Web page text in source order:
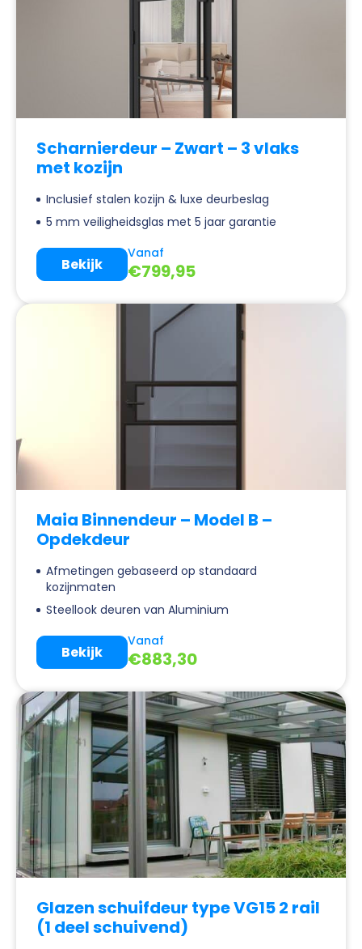
Scharnierdeur – Zwart – 3 vlaks
met kozijn
Inclusief stalen kozijn & luxe deurbeslag
5 mm veiligheidsglas met 5 jaar garantie
Vanaf
€799,95
Bekijk
Maia Binnendeur – Model B –
Opdekdeur
Afmetingen gebaseerd op standaard
kozijnmaten
Steellook deuren van Aluminium
Vanaf
€883,30
Bekijk
Glazen schuifdeur type VG15 2 rail
(1 deel schuivend)